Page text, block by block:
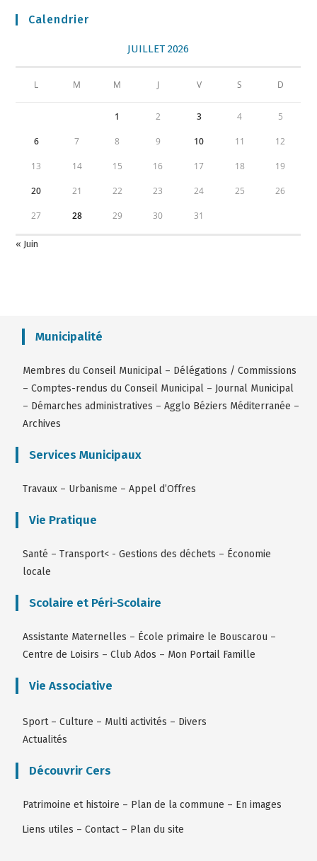
Calendrier
JUILLET 2026
L M M J V S D
1 2 3 4 5
6 7 8 9 10 11 12
13 14 15 16 17 18 19
20 21 22 23 24 25 26
27 28 29 30 31
« Juin
Municipalité
Membres du Conseil Municipal – Délégations / Commissions
–Comptes-rendus du Conseil Municipal – Journal Municipal
– Démarches administratives –Agglo Béziers Méditerranée –
Archives
Services Municipaux
Travaux – Urbanisme –Appel d’Offres
Vie Pratique
Santé –Transport< -Gestions des déchets – Économie
locale
Scolaire et Péri-Scolaire
Assistante Maternelles – École primaire le Bouscarou –
Centre de Loisirs –Club Ados – Mon Portail Famille
Vie Associative
Sport –Culture – Multi activités – Divers
Actualités
Découvrir Cers
Patrimoine et histoire – Plan de la commune – En images
Liens utiles –Contact– Plan du site